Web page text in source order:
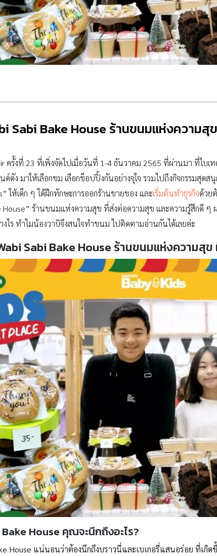
Sabi Bake House ร้านขนมแห่งความสุ
ครั้งที่ 23 ที่เพิ่งจัดไปเมื่อวันที่ 1-4 ธันวาคม 2565 ที่ผ่านมา ที่ไบ
ง มาให้เลือกชม เลือกช็อปปิ้งกันอย่างจุใจ รวมไปถึงกิจกรรมสุด
ให้เด็ก ๆ ได้ฝึกทักษะการออกร้านขายของ และเริ่มต้นทำธุรกิจด้วย
House” ร้านขนมแห่งความสุข ที่ส่งต่อความสุข และความรู้สึกดี
ไร ทำไมน้องวาบิจึงสนใจทำขนม ไปติดตามอ่านกันได้เลยค่ะ
Sabi Bake House ร้านขนมแห่งความสุ
House คุณจะนึกถึงอะไร?
House แน่นอนว่าต้องนึกถึงบราวนี่และเบเกอรี่แสนอร่อย ที่เ